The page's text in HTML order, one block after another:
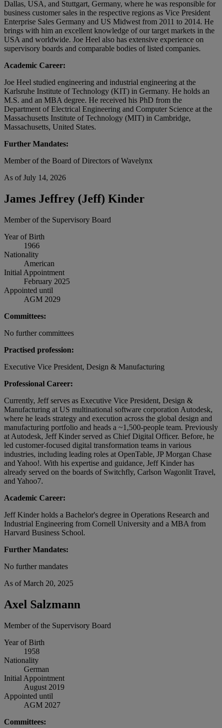
Dallas, USA, and Stuttgart, Germany, where he was responsible for
business customer sales in the respective regions as Vice President
Enterprise Sales Germany and US Midwest from 2011 to 2014. He
brings with him an excellent knowledge of our target markets in the
USA and worldwide. Joe Heel also has extensive experience on
supervisory boards and comparable bodies of listed companies.
Academic Career:
Joe Heel studied engineering and industrial engineering at the
Karlsruhe Institute of Technology (KIT) in Germany. He holds an
M.S. and an MBA degree. He received his PhD from the
Department of Electrical Engineering and Computer Science at the
Massachusetts Institute of Technology (MIT) in Cambridge,
Massachusetts, United States.
Further Mandates:
Member of the Board of Directors of Wavelynx
As of July 14, 2026
James Jeffrey (Jeff) Kinder
Member of the Supervisory Board
Year of Birth
1966
Nationality
American
Initial Appointment
February 2025
Appointed until
AGM 2029
Committees:
No further committees
Practised profession:
Executive Vice President, Design & Manufacturing
Professional Career:
Currently, Jeff serves as Executive Vice President, Design &
Manufacturing at US multinational software corporation Autodesk,
where he leads strategy and execution across the global design and
manufacturing portfolio and heads a ~1,500-people team. Previously
at Autodesk, Jeff Kinder served as Chief Digital Officer. Before, he
led customer-focused digital transformation teams in various
industries, including leading roles at OpenTable, JP Morgan Chase
and Yahoo!. With his expertise and guidance, Jeff Kinder has
already served on the boards of Switchfly, Carlson Wagonlit Travel,
and Yahoo7.
Academic Career:
Jeff Kinder holds a Bachelor's degree in Operations Research and
Industrial Engineering from Cornell University and a MBA from
Harvard Business School.
Further Mandates:
No further mandates
As of March 20, 2025
Axel Salzmann
Member of the Supervisory Board
Year of Birth
1958
Nationality
German
Initial Appointment
August 2019
Appointed until
AGM 2027
Committees: